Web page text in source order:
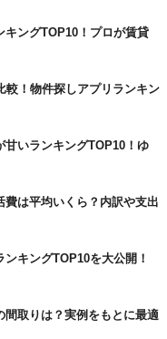
キングTOP10！プロが賃貸
較！物件探しアプリランキン
いランキングTOP10！ゆ
費は平均いくら？内訳や支出
キングTOP10を大公開！
間取りは？実例をもとに最適